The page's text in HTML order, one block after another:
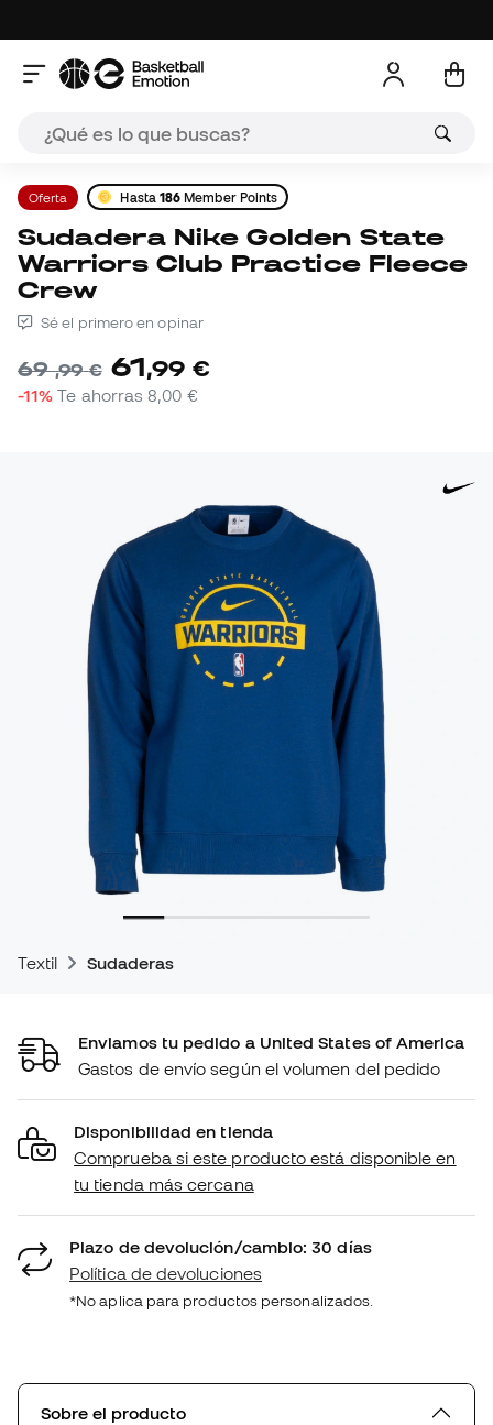
Oferta Hasta 186 Member Points
Sudadera Nike Golden State
Warriors Club Practice Fleece
Crew
Sé el primero en opinar
69,99 € 61,99 €
-11% Te ahorras8,00 €
Textil Sudaderas
Enviamos tu pedido a United States of America
Gastos de envío según el volumen del pedido
Disponibilidad en tienda
Comprueba si este producto está disponible en
tu tienda más cercana
Plazo de devolución/cambio: 30 días
Política de devoluciones
*No aplica para productos personalizados.
Sobre el producto